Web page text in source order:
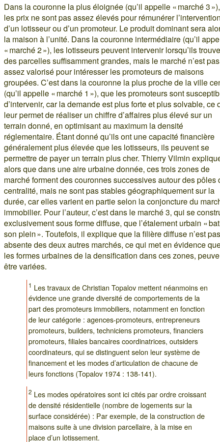
Dans la couronne la plus éloignée (qu’il appelle « marché 3 »),
les prix ne sont pas assez élevés pour rémunérer
d’un lotisseur ou d’un promoteur. Le produit dominant sera
la maison à l’unité. Dans la couronne intermédiaire (qu’il
« marché 2 »), les lotisseurs peuvent intervenir lorsqu’ils
des parcelles suffisamment grandes, mais le marché n’est pas
assez valorisé pour intéresser les promoteurs de maisons
groupées. C’est dans la couronne la plus proche de la ville
(qu’il appelle « marché 1 »), que les promoteurs sont
d’intervenir, car la demande est plus forte et plus solvable, ce
leur permet de réaliser un chiffre d’affaires plus élevé sur un
terrain donné, en optimisant au maximum la densité
réglementaire. Étant donné qu’ils ont une capacité financière
généralement plus élevée que les lotisseurs, ils peuvent se
permettre de payer un terrain plus cher. Thierry Vilmin
alors que dans une aire urbaine donnée, ces trois zones de
marché forment des couronnes successives autour des pôles
centralité, mais ne sont pas stables géographiquement sur la
durée, car elles varient en partie selon la conjoncture du
immobilier. Pour l’auteur, c’est dans le marché 3, qui se
exclusivement sous forme diffuse, que l’étalement urbain « bat
son plein ». Toutefois, il explique que la filière diffuse n’est pas
absente des deux autres marchés, ce qui met en évidence
les formes urbaines de la densification dans ces zones,
être variées.
1 Les travaux de Christian Topalov mettent néanmoins en
évidence une grande diversité de comportements de la
part des promoteurs immobiliers, notamment en fonction
de leur catégorie : agences-promoteurs, entrepreneurs
promoteurs, builders, techniciens promoteurs, financiers
promoteurs, filiales bancaires coordinatrices, outsiders
coordinateurs, qui se distinguent selon leur système de
financement et les modes d’articulation de chacune de
leurs fonctions (Topalov 1974 : 138-141).
2 Les modes opératoires sont ici cités par ordre croissant
de densité résidentielle (nombre de logements sur la
surface considérée) : Par exemple, de la construction de
maisons suite à une division parcellaire, à la mise en
place d’un lotissement.